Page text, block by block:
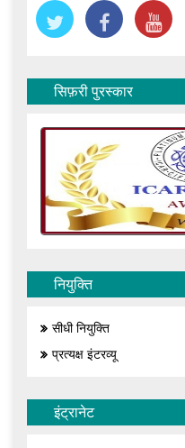
सिफ़री पुरस्कार
नियुक्ति
सीधी नियुक्ति
प्रत्यक्ष इंटरव्यू
इंट्रानेट